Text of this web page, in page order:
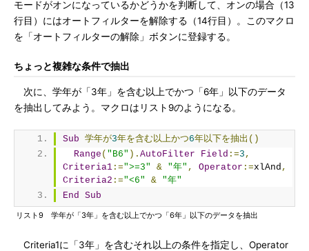
モードがオンになっているかどうかを判断して、オンの場合（13
行目）にはオートフィルターを解除する（14行目）。このマクロ
を「オートフィルターの解除」ボタンに登録する。
ちょっと複雑な条件で抽出
次に、学年が「3年」を含む以上でかつ「6年」以下のデータ
を抽出してみよう。マクロはリスト9のようになる。
Sub 学年が3年を含む以上かつ6年以下を抽出()
Range ( "B6" ). AutoFilter Field :=3 ,
Criteria1:=">=3" & "年" , Operator :=xlAnd ,
Criteria2 :="<6" &
"年"
End Sub
リスト9 学年が「3年」を含む以上でかつ「6年」以下のデータを抽出
Criteria1に「3年」を含むそれ以上の条件を指定し、Operator